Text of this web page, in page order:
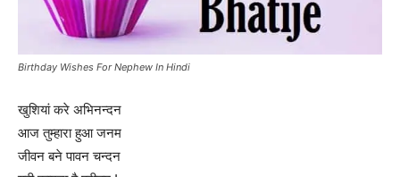
Birthday Wishes For Nephew In Hindi
खुशियां करे अभिनन्दन
आज तुम्हारा हुआ जनम
जीवन बने पावन चन्दन